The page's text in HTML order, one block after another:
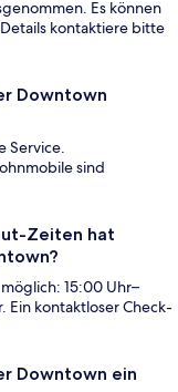
Es können
kontaktiere bitte
Downtown
Service.
sind
Zeiten hat
15:00 Uhr–
Ein kontaktloser Check-
Downtown ein